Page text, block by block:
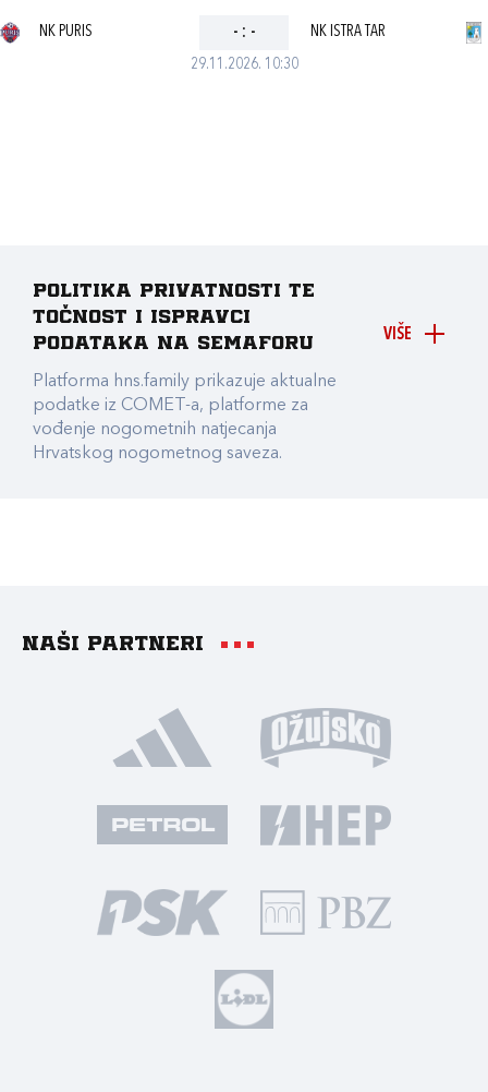
29.11.2026. 10:30
NK PURIS - : - NK ISTRA TAR
VIŠE
Politika privatnosti te
točnost i ispravci
podataka na Semaforu
Platforma hns.family prikazuje aktualne
podatke iz COMET-a, platforme za
vođenje nogometnih natjecanja
Hrvatskog nogometnog saveza.
Naši partneri